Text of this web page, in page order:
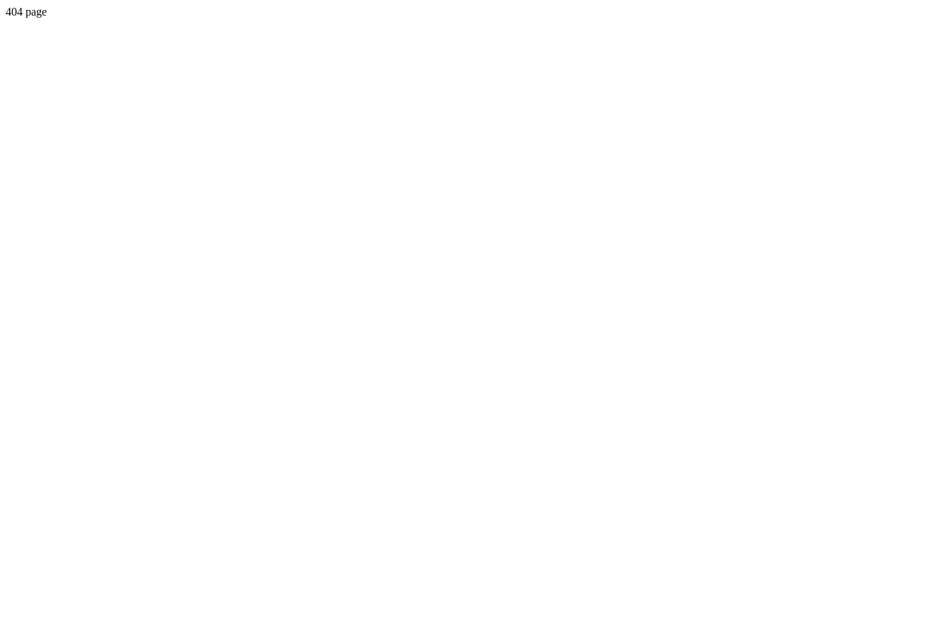
404 page